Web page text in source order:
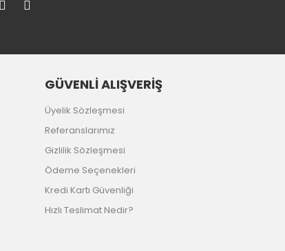
GÜVENLİ ALIŞVERİŞ
Üyelik Sözleşmesi
Referanslarımız
Gizlilik Sözleşmesi
Ödeme Seçenekleri
Kredi Kartı Güvenliği
Hızlı Teslimat Nedir?